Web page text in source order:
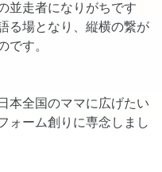
並走者になりがちです
る場となり、縦横の繋が
です。
本全国のママに広げたい
ォーム創りに専念しまし